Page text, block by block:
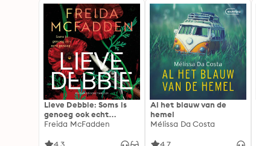
Lieve Debbie: Soms is
genoeg ook echt
genoeg...
Freida McFadden
Al het blauw van de
hemel
Mélissa Da Costa